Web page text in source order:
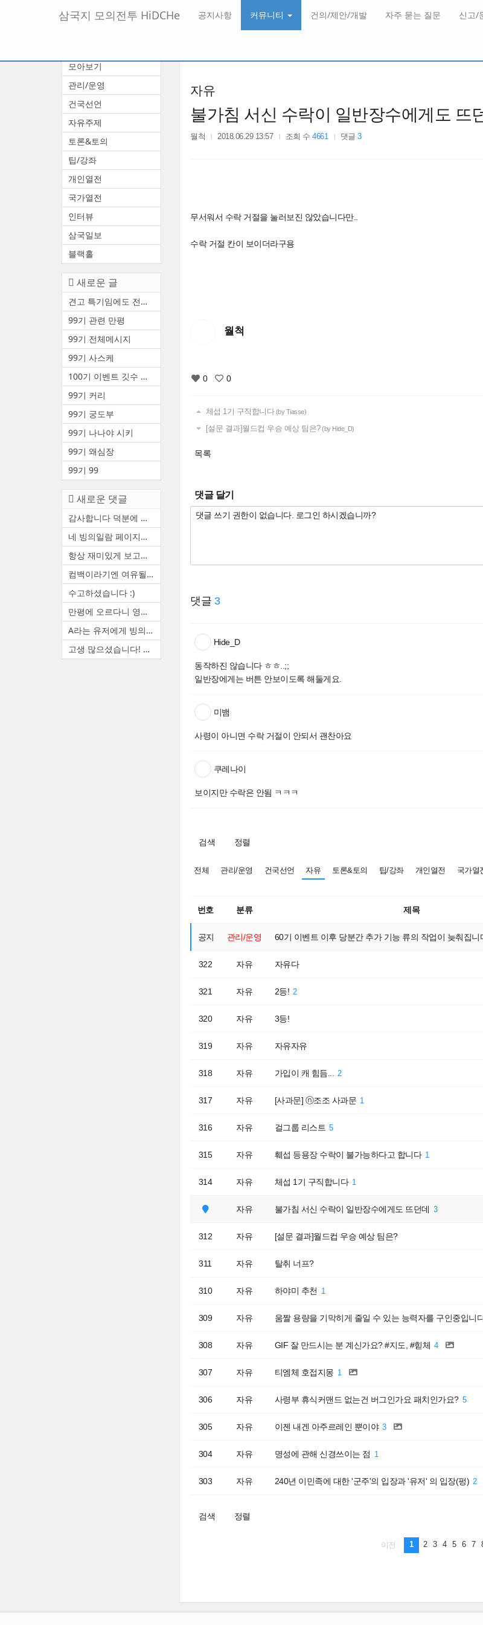
뉴
기
삼국지 모의전투 HiDCHe 공지사항 커뮤니티 건의/제안/개발 자주 묻는 질문 신고/
자유
불가침 서신 수락이 일반장수에게도 뜨
월척 2018.06.29 13:57 조회 수4661 댓글3
무서워서 수락 거절을 눌러보진 않았습니다만..
수락 거절 칸이 보이더라구용
월척
0 0
체섭 1기 구직합니다(by Tiasse)
[설문 결과]월드컵 우승 예상 팀은?(by Hide_D)
목록
댓글 달기
댓글 3
Hide_D
동작하진 않습니다 ㅎㅎ..;;
일반장에게는 버튼 안보이도록 해둘게요.
미뱀
사령이 아니면 수락 거절이 안되서 괜찬아요
쿠레나이
보이지만 수락은 안됨 ㅋㅋㅋ
검색 정렬
전체 관리/운영 건국선언 자유 토론&토의 팁/강좌 개인열전 국가열
번호 분류 제목
공지 관리/운영 60기 이벤트 이후 당분간 추가 기능 류의 작업이 늦춰집니
322 자유 자유다
321 자유 2등! 2
320 자유 3등!
319 자유 자유자유
318 자유 가입이 캐 힘듬... 2
317 자유 [사과문] ⓝ조조 사과문 1
316 자유 걸그룹 리스트 5
315 자유 훼섭 등용장 수락이 불가능하다고 합니다 1
314 자유 체섭 1기 구직합니다 1
자유 불가침 서신 수락이 일반장수에게도 뜨던데 3
312 자유 [설문 결과]월드컵 우승 예상 팀은?
311 자유 탈취 너프?
310 자유 하야미 추천 1
309 자유 움짤 용량을 기막히게 줄일 수 있는 능력자를 구인중입니
308 자유 GIF 잘 만드시는 분 계신가요? #지도, #힏체 4
307 자유 티엠체 호접지몽 1
306 자유 사령부 휴식커맨드 없는건 버그인가요 패치인가요? 5
305 자유 이젠 내겐 아주르레인 뿐이야 3
304 자유 명성에 관해 신경쓰이는 점 1
303 자유 240년 이민족에 대한 '군주'의 입장과 '유저' 의 입장(펑) 2
검색 정렬
이전 1 2 3 4 5 6 7
모아보기
관리/운영
건국선언
자유주제
토론&토의
팁/강좌
개인열전
국가열전
인터뷰
삼국일보
블랙홀
새로운 글
견고 특기임에도 전투중 부상 ...
99기 관련 만평
99기 전체메시지
99기 사스케
100기 이벤트 깃수 안내(수정3)
99기 커리
99기 궁도부
99기 나나야 시키
99기 왜심장
99기 99
새로운 댓글
감사합니다 덕분에 천통했어요
네 빙의일람 페이지에서 볼 수...
항상 재미있게 보고있습니다. ...
컴백이라기엔 여유될때마다 랜...
수고하셨습니다 :)
만평에 오르다니 영광입니다. ...
A라는 유저에게 빙의하면 A(본...
고생 많으셨습니다! 늦은 시간...